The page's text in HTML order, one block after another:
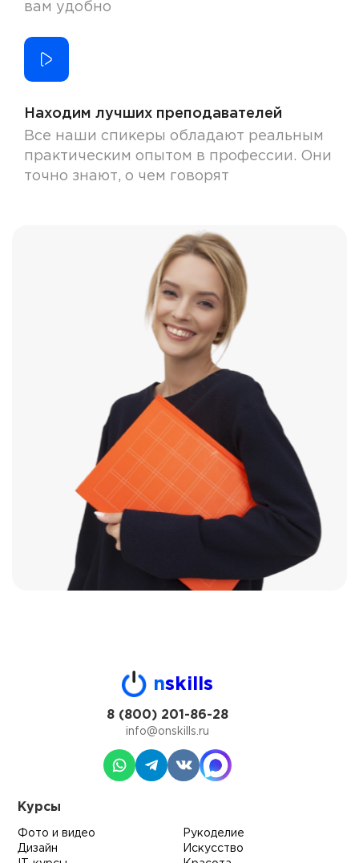
вам удобно
Находим лучших преподавателей
Все наши спикеры обладают реальным
практическим опытом в профессии. Они
точно знают, о чем говорят
nskills
8 (800) 201-86-28
info@onskills.ru
Курсы
Фото и видео
Дизайн
Рукоделие
Искусство